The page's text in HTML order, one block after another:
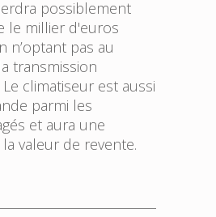
possiblement
le millier d'euros
n’optant pas au
transmission
climatiseur est aussi
parmi les
et aura une
valeur de revente.